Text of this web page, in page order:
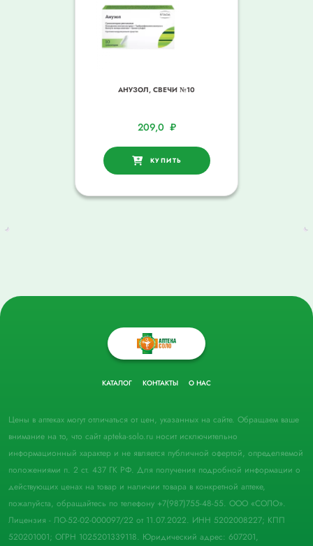
АНУЗОЛ, СВЕЧИ №10
209,0 ₽
КУПИТЬ
КАТАЛОГ КОНТАКТЫ О НАС
Цены в аптеках могут отличаться от цен, указанных на сайте. Обращаем ваше
внимание на то, что сайт apteka-solo.ru носит исключительно
информационный характер и не является публичной офертой, определяемой
положениями п. 2 ст. 437 ГК РФ. Для получения подробной информации о
действующих ценах на товар и наличии товара в конкретной аптеке,
пожалуйста, обращайтесь по телефону +7(987)755-48-55. ООО «СОЛО».
Лицензия - ЛО-52-02-000097/22 от 11.07.2022. ИНН 5202008227; КПП
520201001; ОГРН 1025201339118. Юридический адрес: 607201,